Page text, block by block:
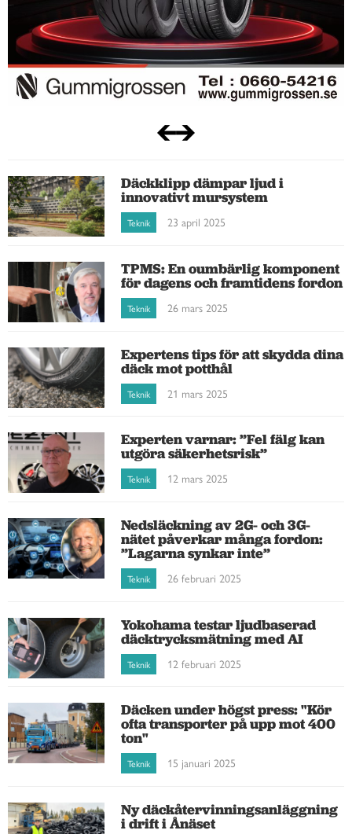
Däckklipp dämpar ljud i
innovativt mursystem
Teknik 23 april 2025
TPMS: En oumbärlig komponent
för dagens och framtidens fordon
Teknik 26 mars 2025
Expertens tips för att skydda dina
däck mot potthål
Teknik 21 mars 2025
Experten varnar: ”Fel fälg kan
utgöra säkerhetsrisk”
Teknik 12 mars 2025
Nedsläckning av 2G- och 3G-
nätet påverkar många fordon:
”Lagarna synkar inte”
Teknik 26 februari 2025
Yokohama testar ljudbaserad
däcktrycksmätning med AI
Teknik 12 februari 2025
Däcken under högst press: "Kör
ofta transporter på upp mot 400
ton"
Teknik 15 januari 2025
Ny däckåtervinningsanläggning
i drift i Ånäset